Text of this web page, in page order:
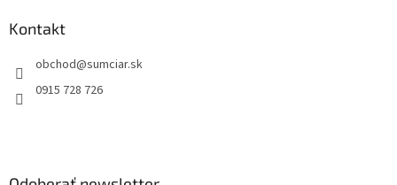
Kontakt
obchod@sumciar.sk
0915 728 726